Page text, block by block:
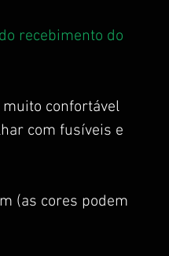
recebimento do
confortável
com fusíveis e
(as cores podem